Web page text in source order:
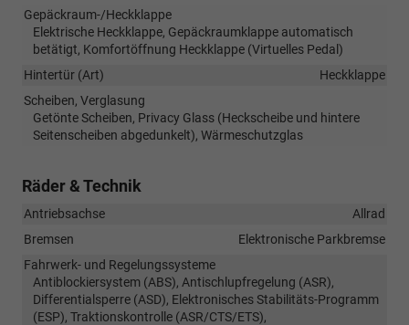
Gepäckraum-/Heckklappe
Elektrische Heckklappe, Gepäckraumklappe automatisch
betätigt, Komfortöffnung Heckklappe (Virtuelles Pedal)
Hintertür (Art)
Heckklappe
Scheiben, Verglasung
Getönte Scheiben, Privacy Glass (Heckscheibe und hintere
Seitenscheiben abgedunkelt), Wärmeschutzglas
Räder & Technik
Antriebsachse
Allrad
Bremsen
Elektronische Parkbremse
Fahrwerk- und Regelungssysteme
Antiblockiersystem (ABS), Antischlupfregelung (ASR),
Differentialsperre (ASD), Elektronisches Stabilitäts-Programm
(ESP), Traktionskontrolle (ASR/CTS/ETS),